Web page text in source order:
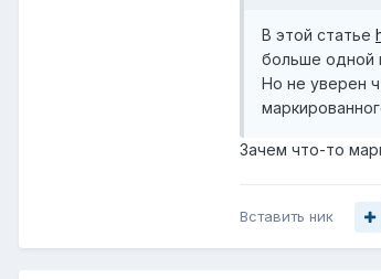
В этой статье
больше одной
Но не уверен
Зачем что-то
Вставить ник